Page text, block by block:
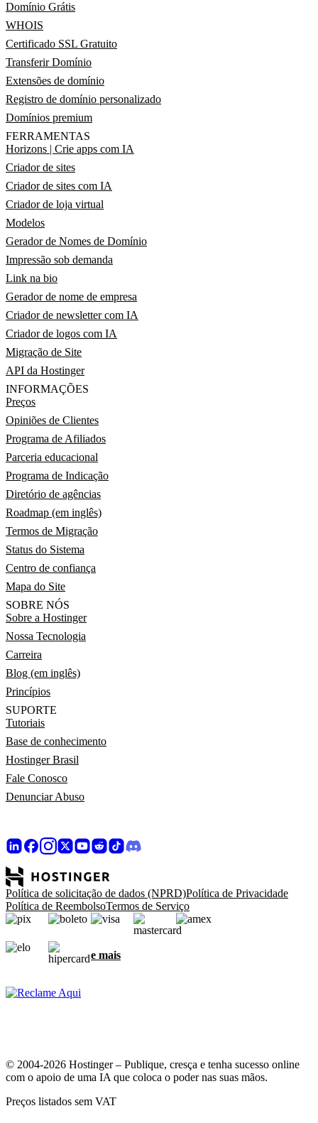
Domínio Grátis
WHOIS
Certificado SSL Gratuito
Transferir Domínio
Extensões de domínio
Registro de domínio personalizado
Domínios premium
FERRAMENTAS
Horizons | Crie apps com IA
Criador de sites
Criador de sites com IA
Criador de loja virtual
Modelos
Gerador de Nomes de Domínio
Impressão sob demanda
Link na bio
Gerador de nome de empresa
Criador de newsletter com IA
Criador de logos com IA
Migração de Site
API da Hostinger
INFORMAÇÕES
Preços
Opiniões de Clientes
Programa de Afiliados
Parceria educacional
Programa de Indicação
Diretório de agências
Roadmap (em inglês)
Termos de Migração
Status do Sistema
Centro de confiança
Mapa do Site
SOBRE NÓS
Sobre a Hostinger
Nossa Tecnologia
Carreira
Blog (em inglês)
Princípios
SUPORTE
Tutoriais
Base de conhecimento
Hostinger Brasil
Fale Conosco
Denunciar Abuso
Política de solicitação de dados (NPRD)Política de Privacidade
Política de ReembolsoTermos de Serviço
e mais
© 2004-2026 Hostinger – Publique, cresça e tenha sucesso online
com o apoio de uma IA que coloca o poder nas suas mãos.
Preços listados sem VAT